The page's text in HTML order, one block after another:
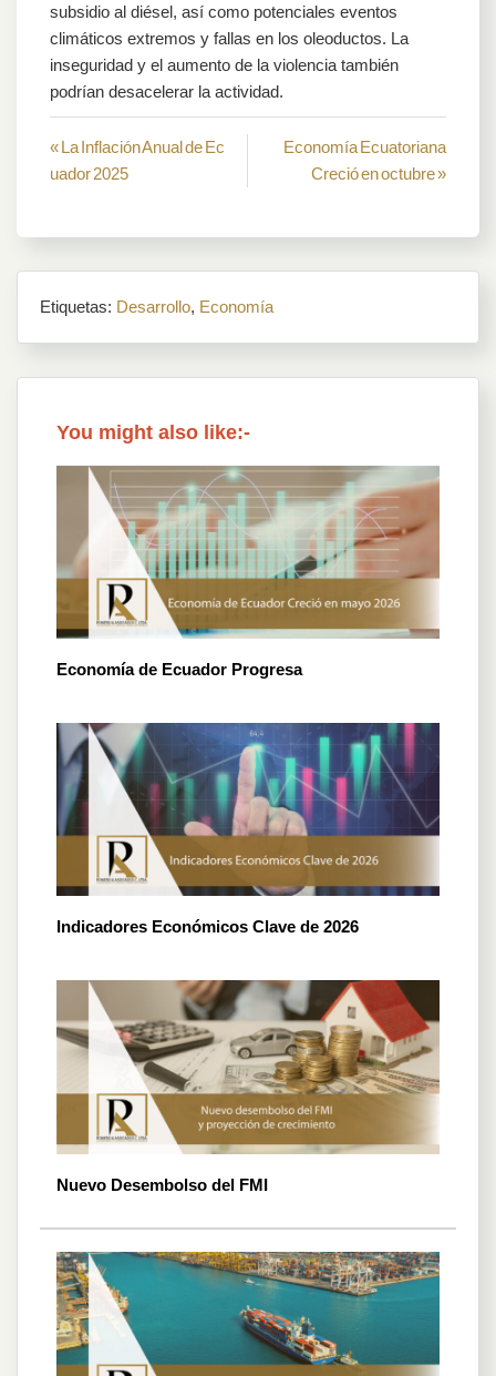
subsidio al diésel, así como potenciales eventos
climáticos extremos y fallas en los oleoductos. La
inseguridad y el aumento de la violencia también
podrían desacelerar la actividad.
Navegación
de
« La Inflación Anual de Ec
uador 2025
Economía Ecuatoriana
Creció en octubre »
Etiquetas: Desarrollo, Economía
You might also like:-
Economía de Ecuador Progresa
Indicadores Económicos Clave de 2026
Nuevo Desembolso del FMI